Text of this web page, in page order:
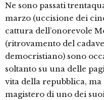
Ne sono passati
marzo (uccisione dei
cattura dell’onorevole
(ritrovamento del
democristiano) sono
soltanto su una delle
vita della repubblica,
magistero di uno dei